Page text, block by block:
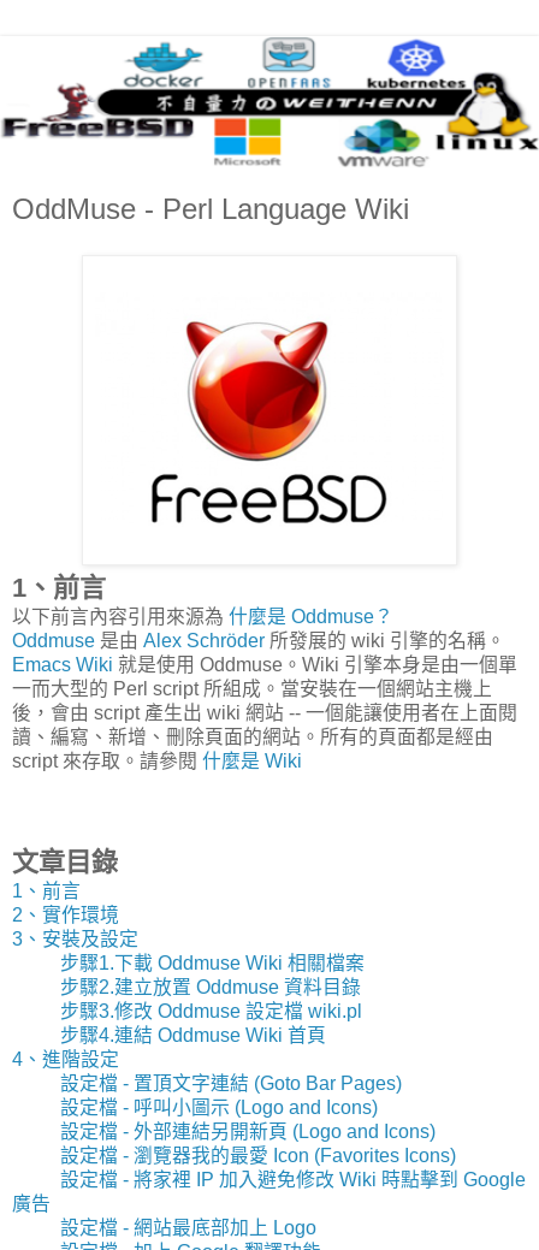
OddMuse - Perl Language Wiki
1、前言
以下前言內容引用來源為 什麼是 Oddmuse？
Oddmuse 是由 Alex Schröder 所發展的 wiki 引擎的名稱。
Emacs Wiki 就是使用 Oddmuse。Wiki 引擎本身是由一個單
一而大型的 Perl script 所組成。當安裝在一個網站主機上
後，會由 script 產生出 wiki 網站 -- 一個能讓使用者在上面閱
讀、編寫、新增、刪除頁面的網站。所有的頁面都是經由
script 來存取。請參閱 什麼是 Wiki
文章目錄
1、前言
2、實作環境
3、安裝及設定
步驟1.下載 Oddmuse Wiki 相關檔案
步驟2.建立放置 Oddmuse 資料目錄
步驟3.修改 Oddmuse 設定檔 wiki.pl
步驟4.連結 Oddmuse Wiki 首頁
4、進階設定
設定檔 - 置頂文字連結 (Goto Bar Pages)
設定檔 - 呼叫小圖示 (Logo and Icons)
設定檔 - 外部連結另開新頁 (Logo and Icons)
設定檔 - 瀏覽器我的最愛 Icon (Favorites Icons)
設定檔 - 將家裡 IP 加入避免修改 Wiki 時點擊到 Google
廣告
設定檔 - 網站最底部加上 Logo